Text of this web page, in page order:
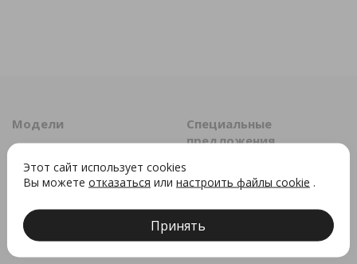
Модели
Belgee X50
BELGEE X70 (Рейстайлинг)
BELGEE X80
Специальные
предложения
Лизинг
Кредит
Этот сайт использует cookies
Вы можете отказаться или настроить файлы cookie .
Принять